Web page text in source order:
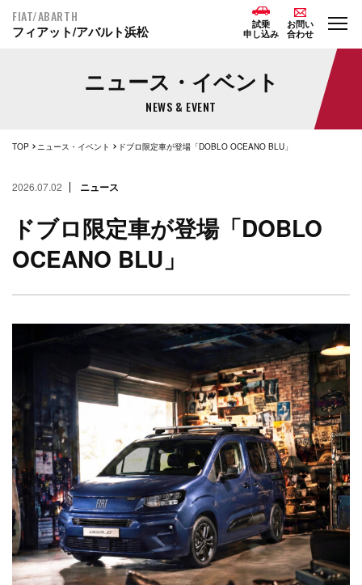
FIAT/ABARTH
フィアット/アバルト浜松
試乗
申し込み
お問い
合わせ
ニュース・イベント
NEWS & EVENT
TOP ニュース・イベント ドブロ限定車が登場「DOBLO OCEANO BLU」
2026.07.02 ニュース
ドブロ限定車が登場「DOBLO
OCEANO BLU」